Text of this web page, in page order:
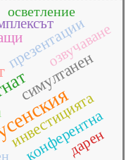
симултанен
инвестицията
конферентна
презентации
дарен
озвучаване
осветление